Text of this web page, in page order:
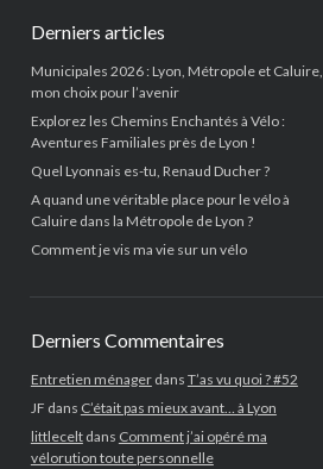
Derniers articles
Municipales 2026 : Lyon, Métropole et Caluire,
mon choix pour l’avenir
Explorez les Chemins Enchantés à Vélo :
Aventures Familiales près de Lyon !
Quel Lyonnais es-tu, Renaud Ducher ?
A quand une véritable place pour le vélo à
Caluire dans la Métropole de Lyon ?
Comment je vis ma vie sur un vélo
Derniers Commentaires
Entretien ménagerdans T’as vu quoi ? #52
JF dans C’était pas mieux avant… à Lyon
littleceltdans Comment j’ai opéré ma
vélorution toute personnelle